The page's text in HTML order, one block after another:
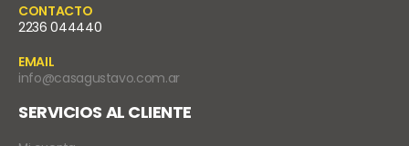
CONTACTO
2236 044440
EMAIL
info@casagustavo.com.ar
SERVICIOS AL CLIENTE